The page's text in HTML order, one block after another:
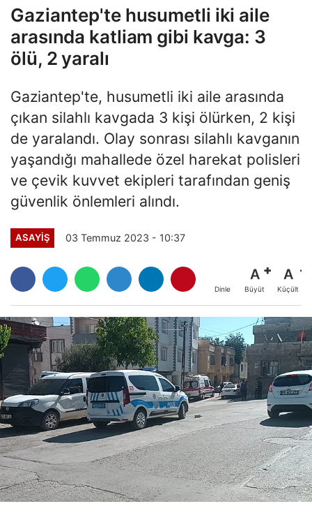
Gaziantep'te husumetli iki aile
arasında katliam gibi kavga: 3
ölü, 2 yaralı
Gaziantep'te, husumetli iki aile arasında
çıkan silahlı kavgada 3 kişi ölürken, 2 kişi
de yaralandı. Olay sonrası silahlı kavganın
yaşandığı mahallede özel harekat polisleri
ve çevik kuvvet ekipleri tarafından geniş
güvenlik önlemleri alındı.
ASAYİŞ 03 Temmuz 2023 - 10:37
Dinle
A
Büyüt
A
Küçült